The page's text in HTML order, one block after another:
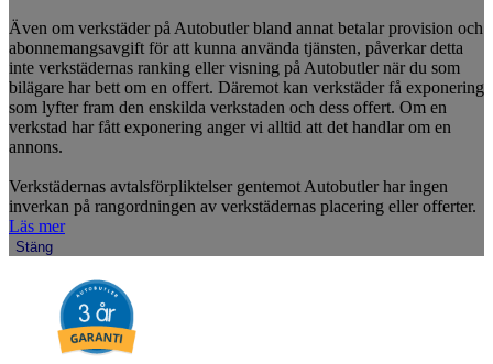
Även om verkstäder på Autobutler bland annat betalar provision och
abonnemangsavgift för att kunna använda tjänsten, påverkar detta
inte verkstädernas ranking eller visning på Autobutler när du som
bilägare har bett om en offert. Däremot kan verkstäder få exponering
som lyfter fram den enskilda verkstaden och dess offert. Om en
verkstad har fått exponering anger vi alltid att det handlar om en
annons.
Verkstädernas avtalsförpliktelser gentemot Autobutler har ingen
inverkan på rangordningen av verkstädernas placering eller offerter.
Läs mer
Stäng